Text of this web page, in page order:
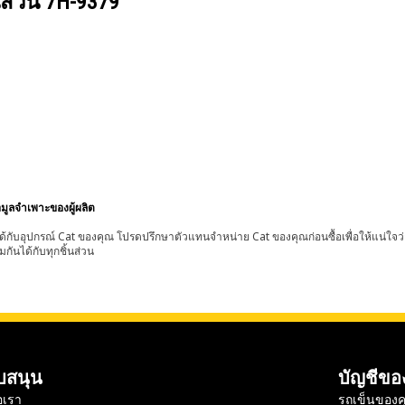
จำเพาะของผู้ผลิต
กับอุปกรณ์ Cat ของคุณ โปรดปรึกษาตัวแทนจำหน่าย Cat ของคุณก่อนซื้อเพื่อให้แน่ใ
กันได้กับทุกชิ้นส่วน
สนุน
รา
บัญชีขอ
รถเข็นของ